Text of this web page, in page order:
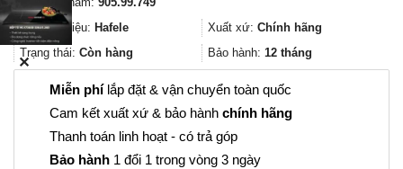
894.000₫.là:
670.000₫.
Thương hiệu: Hafele Xuất xứ: Chính hãng
Trạng thái: Còn hàng Bảo hành: 12 tháng
Miễn phílắp đặt & vận chuyển toàn quốc
Cam kết xuất xứ & bảo hành chính hãng
Thanh toán linh hoạt - có trả góp
Bảo hành 1 đổi 1 trong vòng 3 ngày
✕